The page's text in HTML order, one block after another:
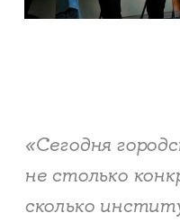
«Сегодня
не столько
сколько